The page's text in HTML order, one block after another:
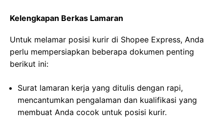
Kelengkapan Berkas Lamaran
Untuk melamar posisi kurir di Shopee Express, Anda
perlu mempersiapkan beberapa dokumen penting
berikut ini:
Surat lamaran kerja yang ditulis dengan rapi,
mencantumkan pengalaman dan kualifikasi yang
membuat Anda cocok untuk posisi kurir.